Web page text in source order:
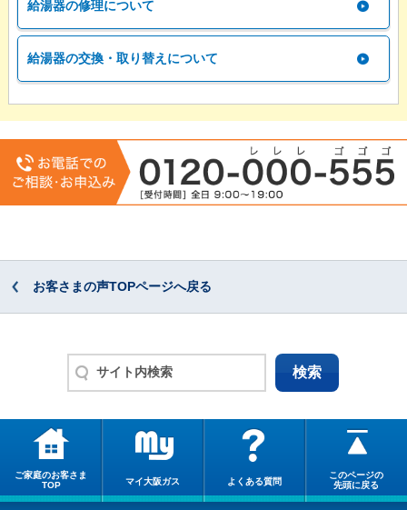
給湯器の修理について
給湯器の交換・取り替えについて
お客さまの声TOPページへ戻る
ご家庭のお客さま
TOP
マイ大阪ガス よくある質問
このページの
先頭に戻る